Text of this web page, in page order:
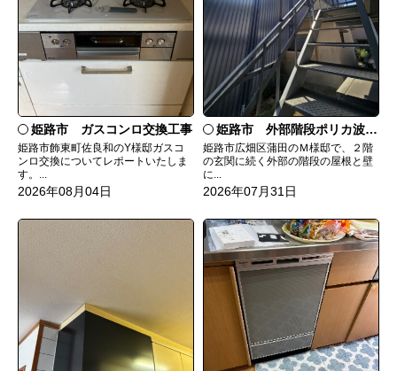
姫路市 ガスコンロ交換工事
姫路市飾東町佐良和のY様邸ガスコ
ンロ交換についてレポートいたしま
す。...
2026年08月04日
姫路市 外部階段ポリカ波板張替工事
姫路市広畑区蒲田のＭ様邸で、２階
の玄関に続く外部の階段の屋根と壁
に...
2026年07月31日